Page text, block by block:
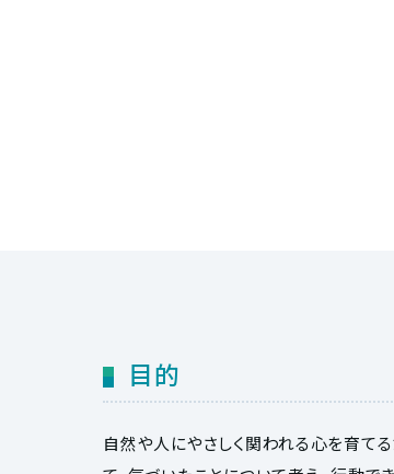
目的
自然や人にやさしく関われる心を育て